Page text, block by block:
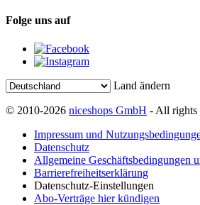
Folge uns auf
Land ändern
© 2010-2026 niceshops GmbH - All rights
Impressum und
Datenschutz
Allgemeine Geschäftsbedingungen
Barrierefreiheitserklärung
Datenschutz-Einstellungen
Abo-Verträge hier kündigen